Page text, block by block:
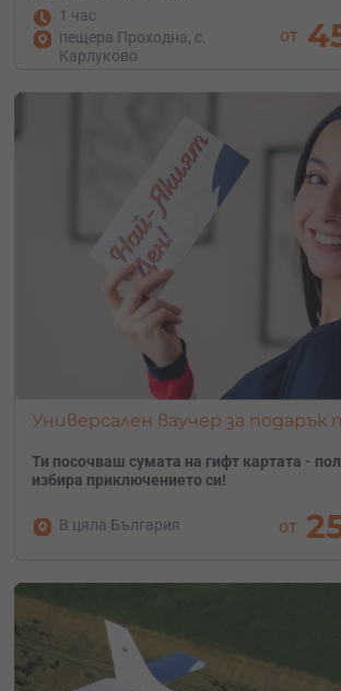
1 час
пещера Проходна, с.
Карлуково
от
Универсален ваучер за подарък
Ти посочваш сумата на гифт картата -
избира приключението си!
В цяла България от